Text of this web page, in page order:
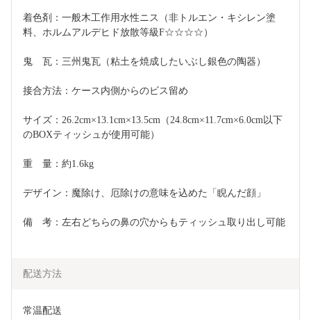
着色剤：一般木工作用水性ニス（非トルエン・キシレン塗
料、ホルムアルデヒド放散等級F☆☆☆☆）
鬼　瓦：三州鬼瓦（粘土を焼成したいぶし銀色の陶器）
接合方法：ケース内側からのビス留め
サイズ：26.2cm×13.1cm×13.5cm（24.8cm×11.7cm×6.0cm以下
のBOXティッシュが使用可能）
重　量：約1.6kg
デザイン：魔除け、厄除けの意味を込めた「睨んだ顔」
備　考：左右どちらの鼻の穴からもティッシュ取り出し可能
配送方法
常温配送